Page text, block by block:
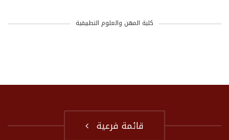
كلية المهن والعلوم التطبيقية
قائمة فرعية